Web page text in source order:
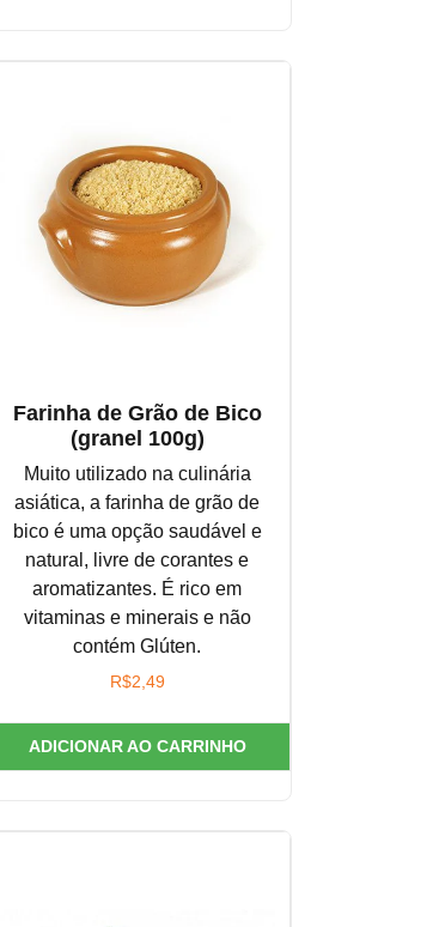
Farinha de Grão de Bico
(granel 100g)
Muito utilizado na culinária
asiática, a farinha de grão de
bico é uma opção saudável e
natural, livre de corantes e
aromatizantes. É rico em
vitaminas e minerais e não
contém Glúten.
R$2,49
ADICIONAR AO CARRINHO